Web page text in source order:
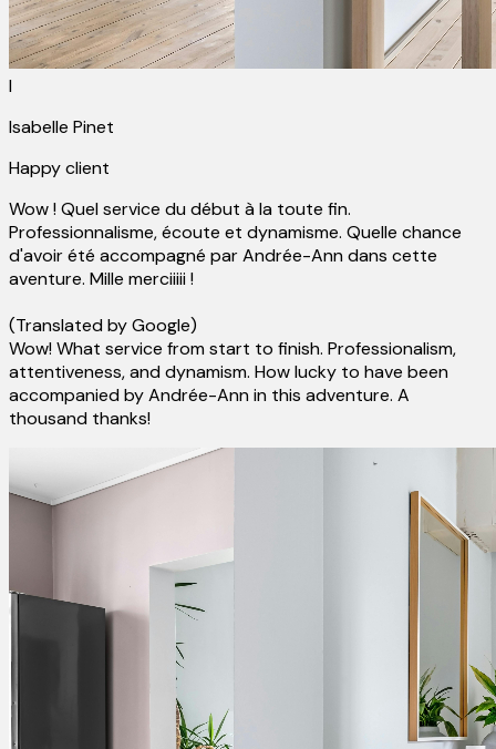
I
Isabelle Pinet
Happy client
Wow ! Quel service du début à la toute fin.
Professionnalisme, écoute et dynamisme. Quelle chance
d'avoir été accompagné par Andrée-Ann dans cette
aventure. Mille merciiiii !
(Translated by Google)
Wow! What service from start to finish. Professionalism,
attentiveness, and dynamism. How lucky to have been
accompanied by Andrée-Ann in this adventure. A
thousand thanks!